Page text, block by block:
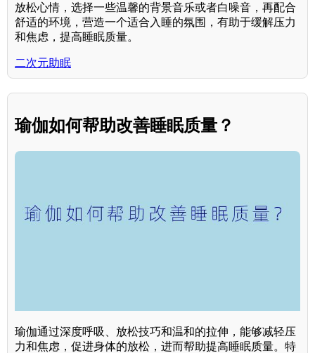
放松心情，选择一些温馨的背景音乐或者白噪音，再配合
舒适的环境，营造一个适合入睡的氛围，有助于缓解压力
和焦虑，提高睡眠质量。
二次元助眠
瑜伽如何帮助改善睡眠质量？
瑜伽通过深度呼吸、放松技巧和温和的拉伸，能够减轻压
力和焦虑，促进身体的放松，进而帮助提高睡眠质量。特